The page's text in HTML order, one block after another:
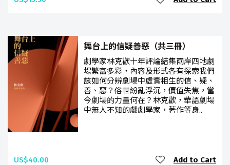
舞台上的信疑善惡（共三冊）
劇學家林克歡十年評論結集兩岸四地劇
場繁富多彩，內容及形式各有探索我們
該如何分辨劇場中虛實相生的信、疑、
善、惡？俗世紛亂浮沉，價值失焦，當
今劇場的力量何在？林克歡，華語劇場
中無人不知的戲劇學家，著作等身..
US$40.00 Add to Cart